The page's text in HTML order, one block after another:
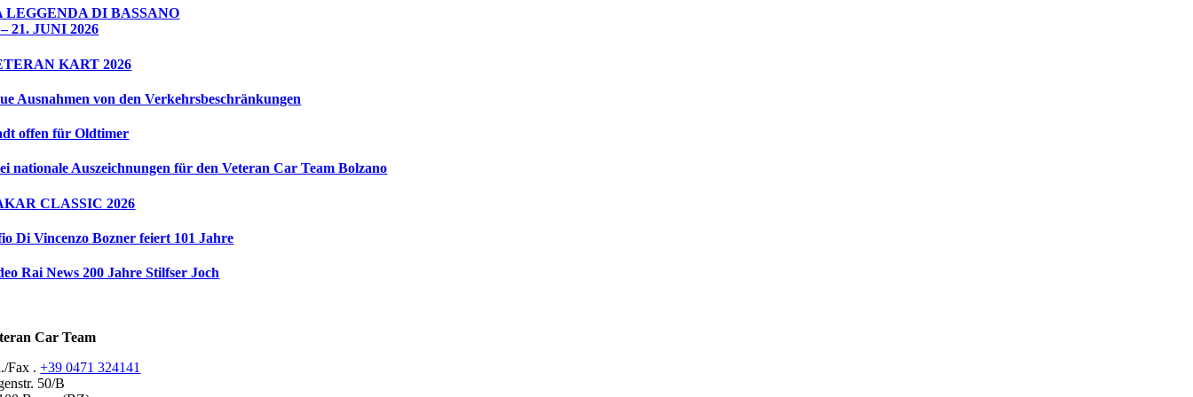
LEGGENDA DI BASSANO
21. JUNI 2026
KART 2026
Ausnahmen von den Verkehrsbeschränkungen
offen für Oldtimer
nationale Auszeichnungen für den Veteran Car Team Bolzano
CLASSIC 2026
Di Vincenzo Bozner feiert 101 Jahre
Rai News 200 Jahre Stilfser Joch
Car Team
Fax .+39 0471 324141
50/B